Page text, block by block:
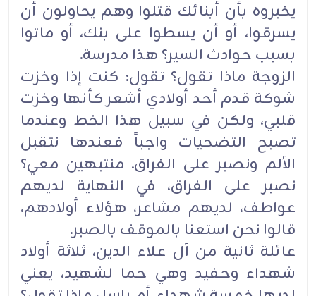
يخبروه بأن أبنائك قتلوا وهم يحاولون أن
يسرقوا، أو أن يسطوا على بنك، أو ماتوا
بسبب حوادث السير؟ هذا مدرسة.
الزوجة ماذا تقول؟ تقول: كنت إذا وخزت
شوكة قدم أحد أولادي أشعر كأنها وخزت
قلبي، ولكن في سبيل هذا الخط وعندما
تصبح التضحيات واجباً فعندها نتقبل
الألم ونصبر على الفراق. منتبهين معي؟
نصبر على الفراق، في النهاية لديهم
عواطف، لديهم مشاعر، هؤلاء أولادهم،
قالوا نحن استعنا بالموقف بالصبر.
عائلة ثانية من آل علاء الدين، ثلاثة أولاد
شهداء وحفيد وهي حما لشهيد، يعني